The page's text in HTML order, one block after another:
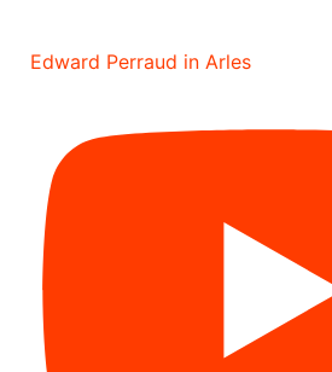
Edward Perraud in Arles